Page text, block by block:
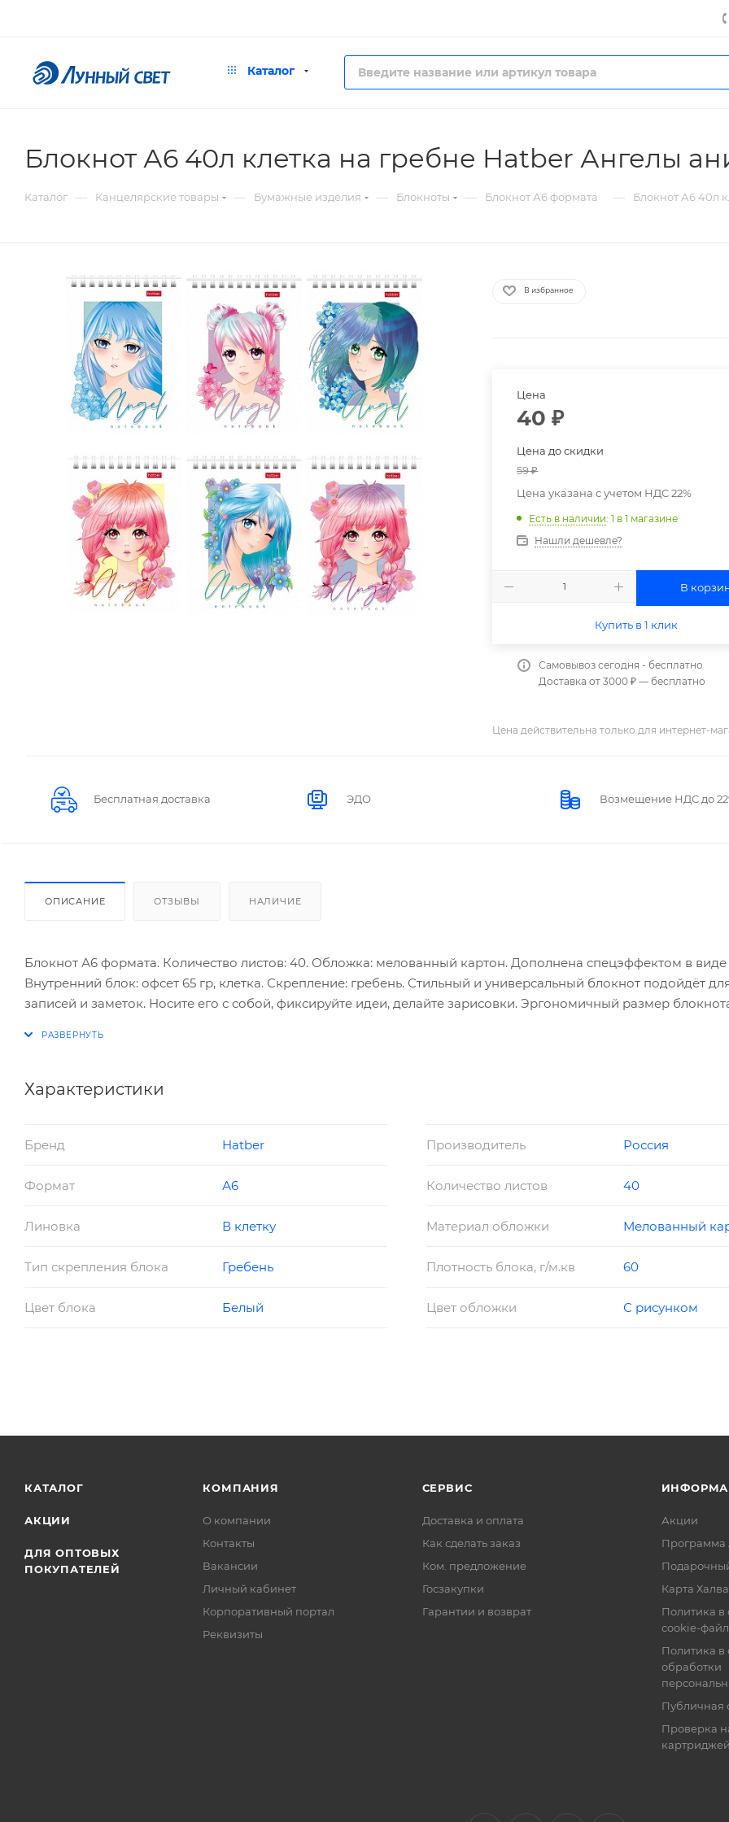
Каталог
Блокнот А6 40л клетка на гребне Hatber Ангелы
Каталог — Канцелярские товары — Бумажные изделия — Блокноты — Блокнот А6 формата — Блокнот А6 40л
В избранное
Цена
40 ₽
Цена до скидки
59₽
Цена указана с учетом НДС 22%
Есть в наличии: 1 в 1 магазине
Нашли дешевле?
В
Купить в 1 клик
Самовывоз сегодня - бесплатно
Доставка от 3000 ₽ — бесплатно
Цена действительна только для интернет-
Бесплатная доставка ЭДО Возмещение НДС до
ОПИСАНИЕ ОТЗЫВЫ НАЛИЧИЕ
Блокнот А6 формата. Количество листов: 40. Обложка: мелованный картон. Дополнена спецэффектом в
Внутренний блок: офсет 65 гр, клетка. Скрепление: гребень. Стильный и универсальный блокнот подойдёт
записей и заметок. Носите его с собой, фиксируйте идеи, делайте зарисовки. Эргономичный размер
Характеристики
Бренд Hatber Производитель Россия
Формат А6 Количество листов 40
Линовка В клетку Материал обложки Мелованный
Тип скрепления блока Гребень Плотность блока, г/м.кв 60
Цвет блока Белый Цвет обложки С рисунком
КАТАЛОГ
АКЦИИ
ДЛЯ ОПТОВЫХ
ПОКУПАТЕЛЕЙ
КОМПАНИЯ
О компании
Контакты
Вакансии
Личный кабинет
Корпоративный портал
Реквизиты
СЕРВИС
Доставка и оплата
Как сделать заказ
Ком. предложение
Госзакупки
Гарантии и возврат
Акции
Программа
Карта Халва
Политика
cookie-
Политика
обработки
Публичная
Проверка